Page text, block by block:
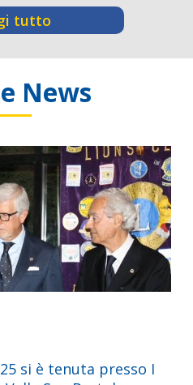
tutto
News
si è tenuta presso I